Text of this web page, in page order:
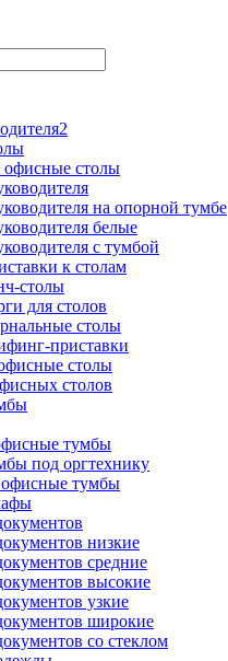
столы
на опорной тумбе
белые
с тумбой
к столам
столы
для столов
столы
приставки
столы
столов
тумбы
под оргтехнику
тумбы
низкие
средние
высокие
узкие
широкие
со стеклом